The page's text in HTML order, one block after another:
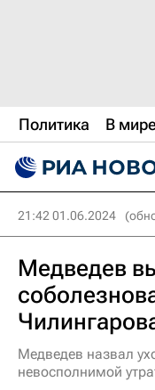
Политика В мире
21:42 01.06.2024
Медведев
Медведев назвал
невосполнимой